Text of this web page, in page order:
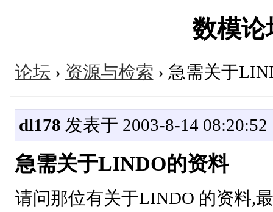
数模论
论坛 › 资源与检索 › 急需关于
dl178 发表于 2003-8-14 08:20:52
急需关于LINDO的资料
请问那位有关于LINDO 的资料,